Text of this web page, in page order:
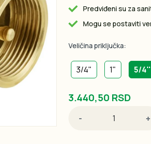
Predviđeni su za
Mogu se postaviti
Veličina priključka:
3/4" 1" 5/4''
3.440,50 RSD
- +